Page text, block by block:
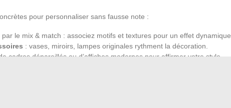
pour personnaliser sans fausse note :
le mix & match : associez motifs et textures pour un effet dynamique.
: vases, miroirs, lampes originales rythment la décoration.
cadres dépareillés ou d’affiches modernes pour affirmer votre style.